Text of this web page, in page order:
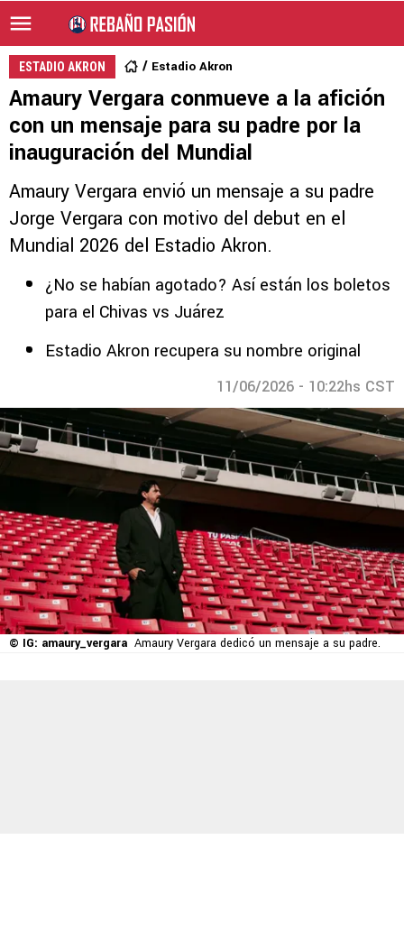
ESTADIO AKRON Estadio Akron
Amaury Vergara conmueve a la afición
con un mensaje para su padre por la
inauguración del Mundial
Amaury Vergara envió un mensaje a su padre
Jorge Vergara con motivo del debut en el
Mundial 2026 del Estadio Akron.
¿No se habían agotado? Así están los boletos
para el Chivas vs Juárez
Estadio Akron recupera su nombre original
11/06/2026 - 10:22hs CST
© IG: amaury_vergara Amaury Vergara dedicó un mensaje a su padre.